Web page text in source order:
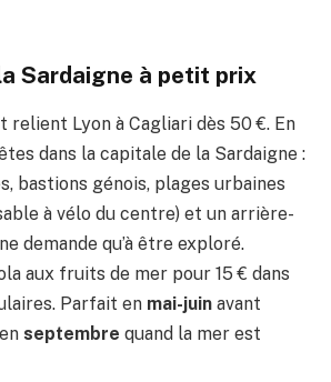
Sardaigne à petit prix
relient Lyon à Cagliari dès 50 €. En
dans la capitale de la Sardaigne :
bastions génois, plages urbaines
à vélo du centre) et un arrière-
demande qu’à être exploré.
aux fruits de mer pour 15 € dans
Parfait en mai-juin avant
septembre quand la mer est